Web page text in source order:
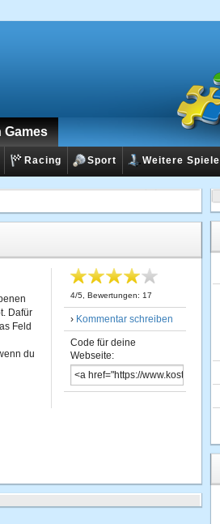
Games
Racing Sport Weitere Spiele
Dafür
Feld
du
4/5 , Bewertungen: 17
› Kommentar schreiben
Code für deine
Webseite: